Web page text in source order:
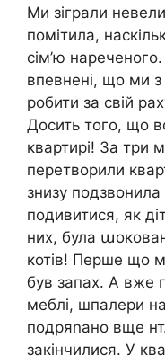
Ми зіграли
помітила,
сім’ю
впевнені, що ми з
робити за свій
Досить того, що
квартирі! За три
перетворили
знизу подзвонила
подивитися, як
них, була
котів! Перше що
був запах. А вже
меблі, шпалери
подряnано вще
закінчилися. У